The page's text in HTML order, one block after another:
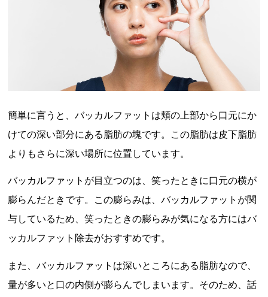
簡単に言うと、バッカルファットは頬の上部から口元にか
けての深い部分にある脂肪の塊です。この脂肪は皮下脂肪
よりもさらに深い場所に位置しています。
バッカルファットが目立つのは、笑ったときに口元の横が
膨らんだときです。この膨らみは、バッカルファットが関
与しているため、笑ったときの膨らみが気になる方にはバ
ッカルファット除去がおすすめです。
また、バッカルファットは深いところにある脂肪なので、
量が多いと口の内側が膨らんでしまいます。そのため、話